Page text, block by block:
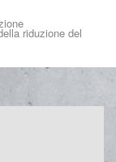
riduzione del